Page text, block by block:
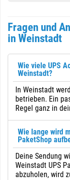
Fragen und
in Weinstadt
Wie viele UPS
Weinstadt?
In Weinstadt
betrieben. Ein
Regel ganz in
Wie lange wird
PaketShop
Deine Sendung
Weinstadt UPS
abzuholen, wird